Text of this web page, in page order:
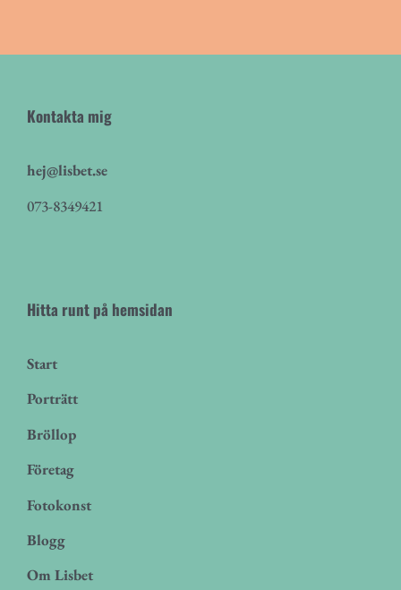
Kontakta mig
hej@lisbet.se
073-8349421
Hitta runt på hemsidan
Start
Porträtt
Bröllop
Företag
Fotokonst
Blogg
Om Lisbet